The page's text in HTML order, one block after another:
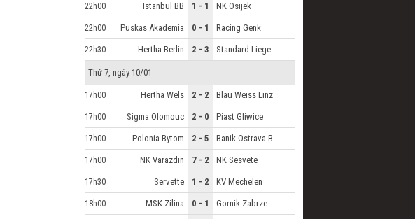
22h00 Istanbul BB 1 - 1 NK Osijek
22h00 Puskas Akademia 0 - 1 Racing Genk
22h30 Hertha Berlin 2 - 3 Standard Liege
Thứ 7, ngày 10/01
17h00 Hertha Wels 2 - 2 Blau Weiss Linz
17h00 Sigma Olomouc 2 - 0 Piast Gliwice
17h00 Polonia Bytom 2 - 5 Banik Ostrava B
17h00 NK Varazdin 7 - 2 NK Sesvete
17h30 Servette 1 - 2 KV Mechelen
18h00 MSK Zilina 0 - 1 Gornik Zabrze